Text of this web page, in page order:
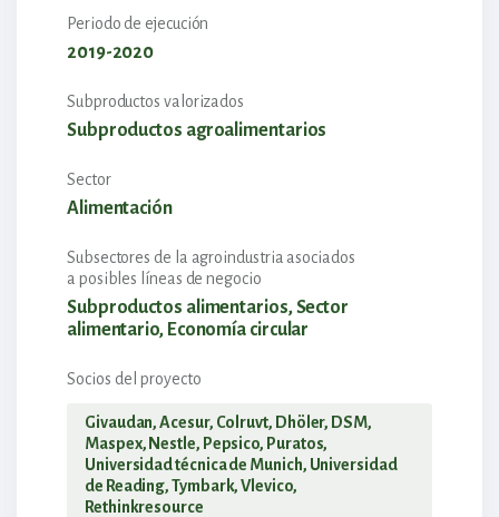
Periodo de ejecución
2019-2020
Subproductos valorizados
Subproductos agroalimentarios
Sector
Alimentación
Subsectores de la agroindustria asociados
a posibles líneas de negocio
Subproductos alimentarios, Sector
alimentario, Economía circular
Socios del proyecto
Givaudan, Acesur, Colruvt, Dhöler, DSM,
Maspex, Nestle, Pepsico, Puratos,
Universidad técnica de Munich, Universidad
de Reading, Tymbark, Vlevico,
Rethinkresource